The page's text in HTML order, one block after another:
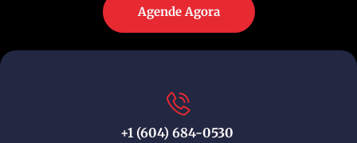
Agende Agora
+1 (604) 684-0530